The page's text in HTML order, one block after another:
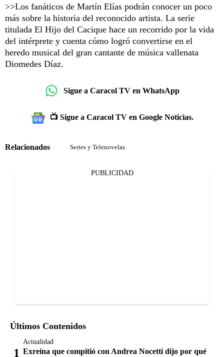
>>Los fanáticos de Martín Elías podrán conocer un poco
más sobre la historia del reconocido artista. La serie
titulada El Hijo del Cacique hace un recorrido por la vida
del intérprete y cuenta cómo logró convertirse en el
heredo musical del gran cantante de música vallenata
Diomedes Díaz.
Sigue a Caracol TV en WhatsApp
📺 Sigue a Caracol TV en Google Noticias.
Relacionados Series y Telenovelas
PUBLICIDAD
Últimos Contenidos
Actualidad
Exreina que compitió con Andrea Nocetti dijo por qué